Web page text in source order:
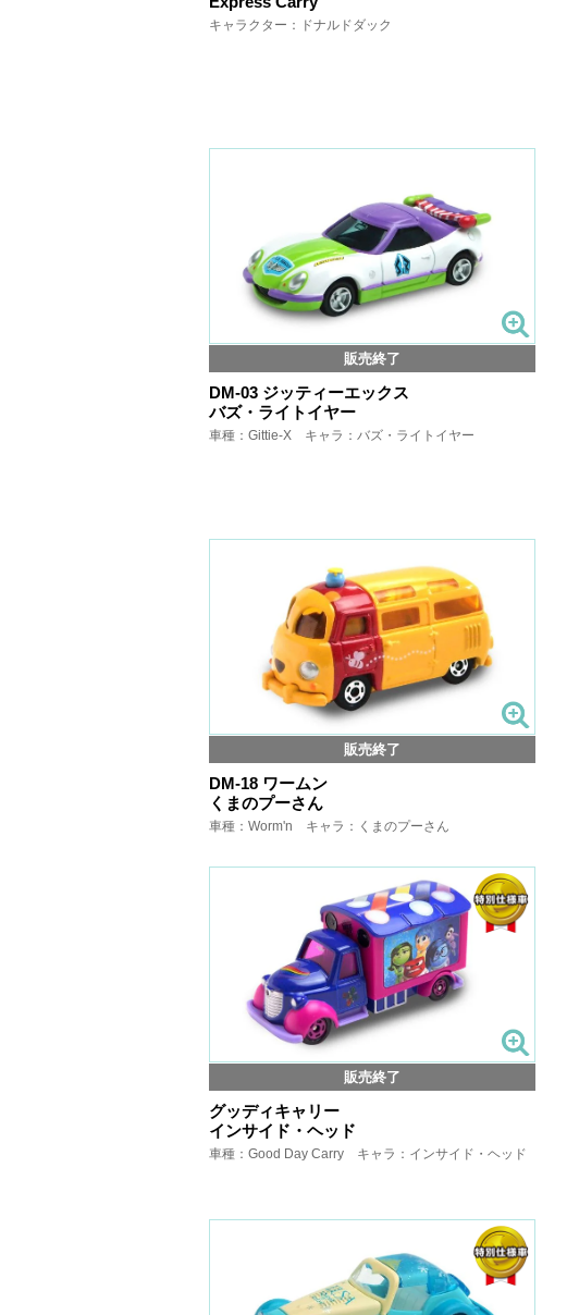
キャラクター：ドナルドダック
販売終了
DM-03 ジッティーエックス
バズ・ライトイヤー
車種：Gittie-X キャラ：バズ・ライトイヤー
販売終了
DM-18 ワームン
くまのプーさん
車種：Worm'n キャラ：くまのプーさん
販売終了
グッディキャリー
インサイド・ヘッド
車種：Good Day Carry キャラ：インサイド・ヘッド